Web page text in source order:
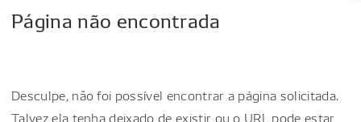
Página não encontrada
Desculpe, não foi possível encontrar a página solicitada.
Talvez ela tenha deixado de existir ou o URL pode estar